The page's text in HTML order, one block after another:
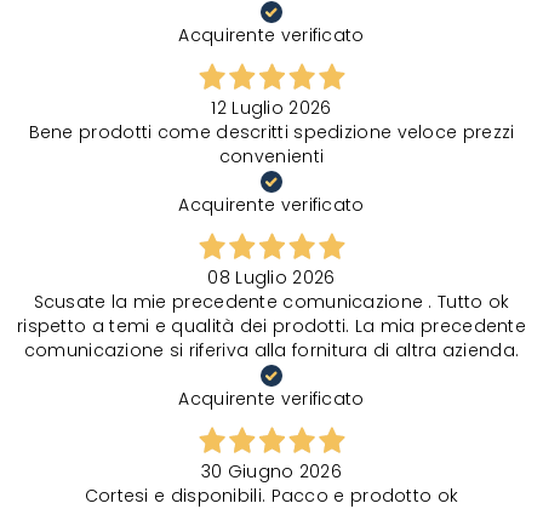
Acquirente verificato
12 Luglio 2026
Bene prodotti come descritti spedizione veloce prezzi
convenienti
Acquirente verificato
08 Luglio 2026
Scusate la mie precedente comunicazione . Tutto ok
rispetto a temi e qualità dei prodotti. La mia precedente
comunicazione si riferiva alla fornitura di altra azienda.
Acquirente verificato
30 Giugno 2026
Cortesi e disponibili. Pacco e prodotto ok